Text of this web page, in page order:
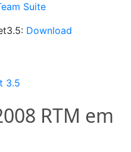
Suite
Download
3.5
RTM em